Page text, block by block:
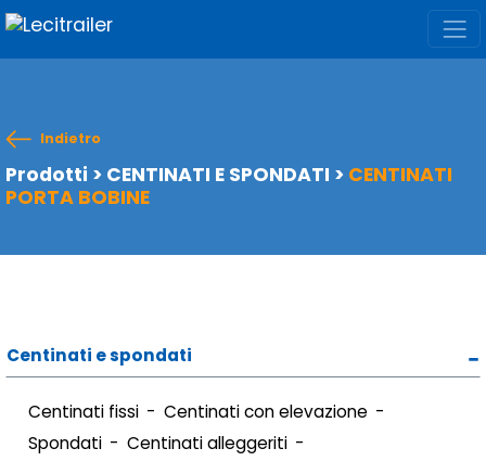
Indietro
Prodotti > CENTINATI E SPONDATI > CENTINATI
PORTA BOBINE
Centinati e spondati
Centinati fissi
Centinati con elevazione
Spondati
Centinati alleggeriti